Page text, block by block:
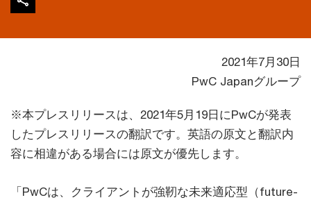
2021年7月30日
PwC Japanグループ
※本プレスリリースは、2021年5月19日にPwCが発表
したプレスリリースの翻訳です。英語の原文と翻訳内
容に相違がある場合には原文が優先します。
「PwCは、クライアントが強靭な未来適応型（future-